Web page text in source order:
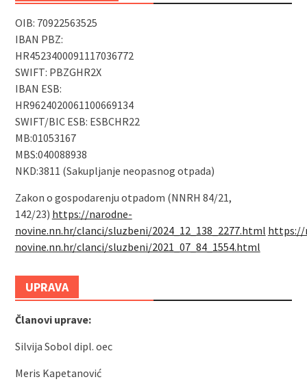
OIB: 70922563525
IBAN PBZ:
HR4523400091117036772
SWIFT: PBZGHR2X
IBAN ESB:
HR9624020061100669134
SWIFT/BIC ESB: ESBCHR22
MB:01053167
MBS:040088938
NKD:3811 (Sakupljanje neopasnog otpada)
Zakon o gospodarenju otpadom (NNRH 84/21,
142/23) https://narodne-
novine.nn.hr/clanci/sluzbeni/2024_12_138_2277.html https://
novine.nn.hr/clanci/sluzbeni/2021_07_84_1554.html
UPRAVA
Članovi uprave:
Silvija Sobol dipl. oec
Meris Kapetanović